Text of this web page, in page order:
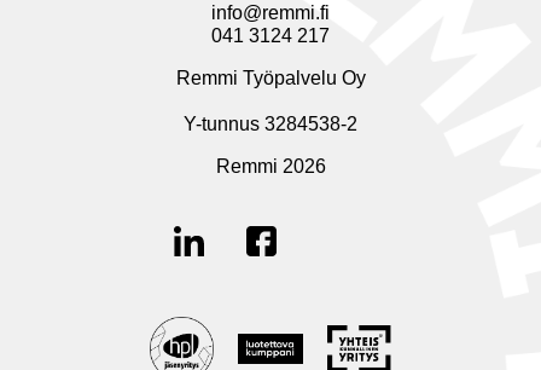
info@remmi.fi
041 3124 217
Remmi Työpalvelu Oy
Y-tunnus 3284538-2
Remmi 2026